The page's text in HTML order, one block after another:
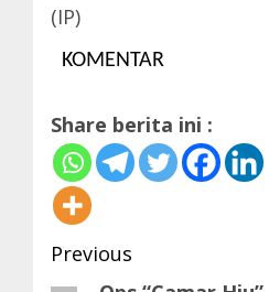
(IP)
KOMENTAR
Share berita ini :
Post
Previous